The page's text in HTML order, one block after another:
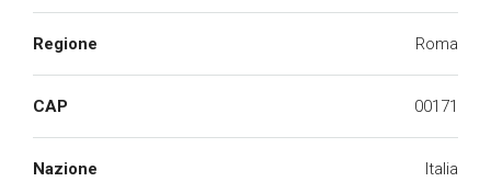
Regione Roma
CAP 00171
Nazione Italia